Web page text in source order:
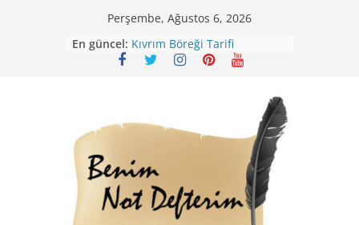
Perşembe, Ağustos 6, 2026
En güncel: Kıvrım Böreği Tarifi
Karabuğday Pilavı Tarifi